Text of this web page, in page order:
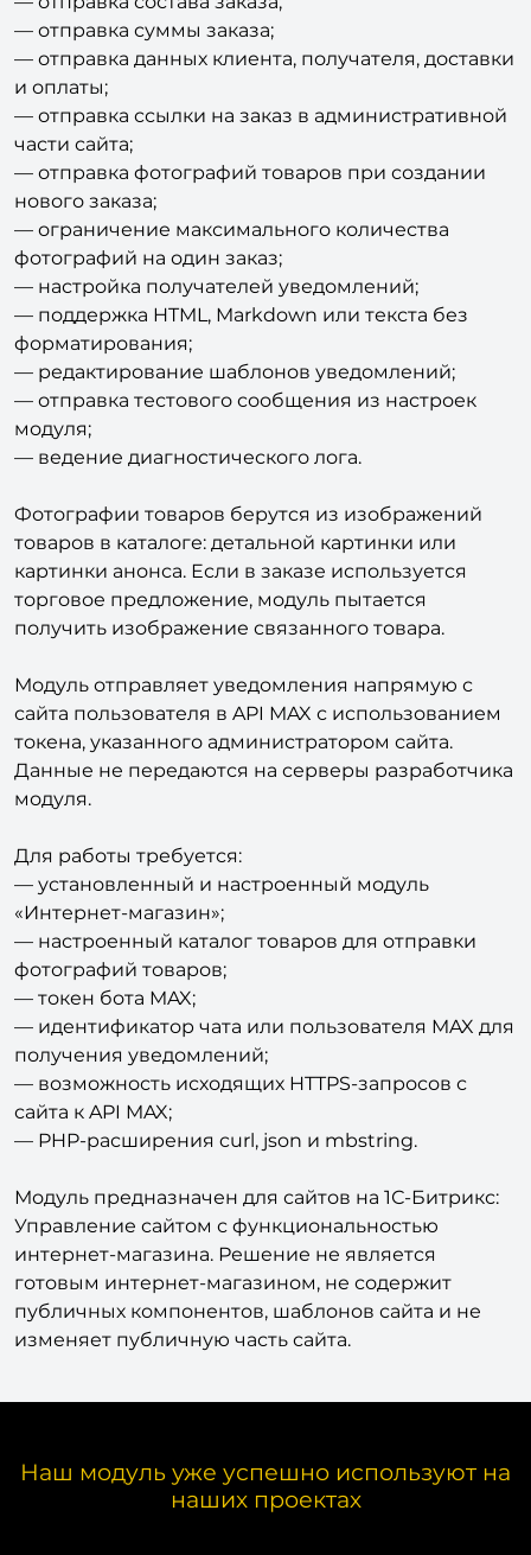
— отправка уведомления при отмене заказа;
— отправка состава заказа;
— отправка суммы заказа;
— отправка данных клиента, получателя, доставки
и оплаты;
— отправка ссылки на заказ в административной
части сайта;
— отправка фотографий товаров при создании
нового заказа;
— ограничение максимального количества
фотографий на один заказ;
— настройка получателей уведомлений;
— поддержка HTML, Markdown или текста без
форматирования;
— редактирование шаблонов уведомлений;
— отправка тестового сообщения из настроек
модуля;
Фотографии товаров берутся из изображений
товаров в каталоге: детальной картинки или
картинки анонса. Если в заказе используется
торговое предложение, модуль пытается
Модуль отправляет уведомления напрямую с
сайта пользователя в API MAX с использованием
токена, указанного администратором сайта.
Данные не передаются на серверы разработчика
Для работы требуется:
— установленный и настроенный модуль
«Интернет-магазин»;
— настроенный каталог товаров для отправки
фотографий товаров;
— токен бота MAX;
— идентификатор чата или пользователя MAX для
получения уведомлений;
— возможность исходящих HTTPS-запросов с
сайта к API MAX;
Модуль предназначен для сайтов на 1С-Битрикс:
Управление сайтом с функциональностью
интернет-магазина. Решение не является
готовым интернет-магазином, не содержит
публичных компонентов, шаблонов сайта и не
Наш модуль уже успешно используют на